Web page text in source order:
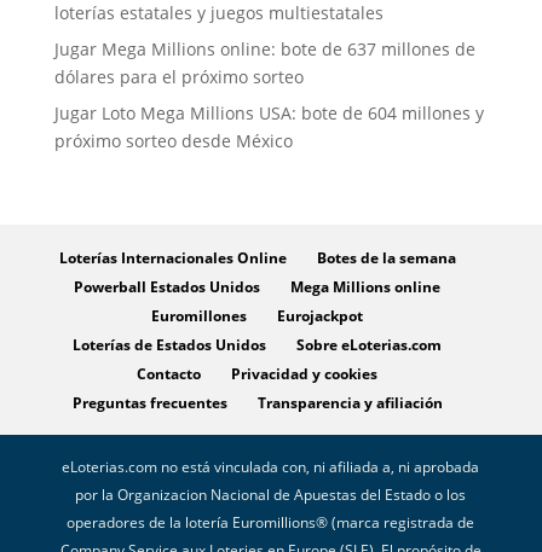
loterías estatales y juegos multiestatales
Jugar Mega Millions online: bote de 637 millones de
dólares para el próximo sorteo
Jugar Loto Mega Millions USA: bote de 604 millones y
próximo sorteo desde México
Loterías Internacionales Online
Botes de la semana
Powerball Estados Unidos
Mega Millions online
Euromillones
Eurojackpot
Loterías de Estados Unidos
Sobre eLoterias.com
Contacto
Privacidad y cookies
Preguntas frecuentes
Transparencia y afiliación
eLoterias.com no está vinculada con, ni afiliada a, ni aprobada
por la Organizacion Nacional de Apuestas del Estado o los
operadores de la lotería Euromillions® (marca registrada de